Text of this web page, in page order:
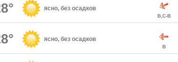
ясно, без осадков
В,С-В
ясно, без осадков
В